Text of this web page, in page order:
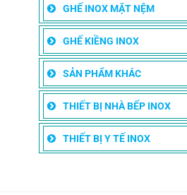
GHẾ INOX MẶT NỆM
GHẾ KIỀNG INOX
SẢN PHẨM KHÁC
THIẾT BỊ NHÀ BẾP INOX
THIẾT BỊ Y TẾ INOX